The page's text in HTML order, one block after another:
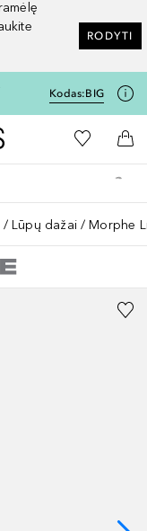
RODYTI
Kodas:BIG
Į Douglas pagrindinį
Į mano
Į
Lūpų dažai Morphe